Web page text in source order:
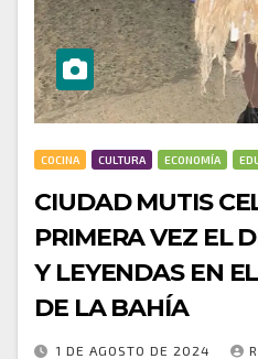
COCINA CULTURA ECONOMÍA
CIUDAD MUTIS
PRIMERA VEZ EL
Y LEYENDAS EN
DE LA BAHÍA
1 DE AGOSTO DE 2024